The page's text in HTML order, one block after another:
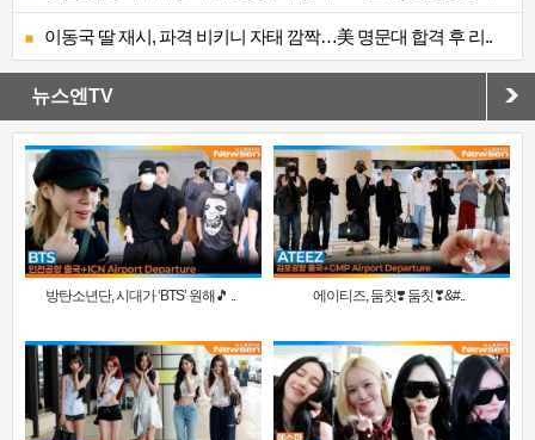
이동국 딸 재시, 파격 비키니 자태 깜짝…美 명문대 합격 후 리..
뉴스엔TV
방탄소년단, 시대가 ‘BTS’ 원해🎵 .. 에이티즈, 둠칫❣️ 둠칫❣&#..